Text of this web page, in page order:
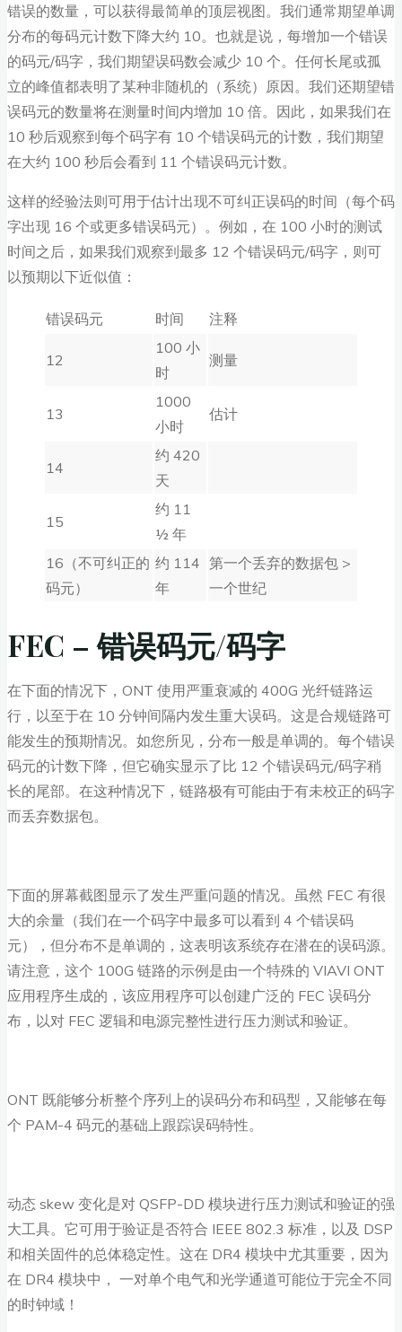
错误的数量，可以获得最简单的顶层视图。我们通常期望单调
分布的每码元计数下降大约 10。也就是说，每增加一个错误
的码元/码字，我们期望误码数会减少 10 个。任何长尾或孤
立的峰值都表明了某种非随机的（系统）原因。我们还期望错
误码元的数量将在测量时间内增加 10 倍。因此，如果我们在
10 秒后观察到每个码字有 10 个错误码元的计数，我们期望
在大约 100 秒后会看到 11 个错误码元计数。
这样的经验法则可用于估计出现不可纠正误码的时间（每个码
字出现 16 个或更多错误码元）。例如，在 100 小时的测试
时间之后，如果我们观察到最多 12 个错误码元/码字，则可
以预期以下近似值：
错误码元 时间 注释
12
100 小
时
测量
13
1000
小时
估计
14
约 420
天
15
约 11
½ 年
16（不可纠正的
码元）
约 114
年
第一个丢弃的数据包 >
一个世纪
FEC – 错误码元/码字
在下面的情况下，ONT 使用严重衰减的 400G 光纤链路运
行，以至于在 10 分钟间隔内发生重大误码。这是合规链路可
能发生的预期情况。如您所见，分布一般是单调的。每个错误
码元的计数下降，但它确实显示了比 12 个错误码元/码字稍
长的尾部。在这种情况下，链路极有可能由于有未校正的码字
而丢弃数据包。
下面的屏幕截图显示了发生严重问题的情况。虽然 FEC 有很
大的余量（我们在一个码字中最多可以看到 4 个错误码
元），但分布不是单调的，这表明该系统存在潜在的误码源。
请注意，这个 100G 链路的示例是由一个特殊的 VIAVI ONT
应用程序生成的，该应用程序可以创建广泛的 FEC 误码分
布，以对 FEC 逻辑和电源完整性进行压力测试和验证。
ONT 既能够分析整个序列上的误码分布和码型，又能够在每
个 PAM-4 码元的基础上跟踪误码特性。
动态 skew 变化是对 QSFP-DD 模块进行压力测试和验证的强
大工具。它可用于验证是否符合 IEEE 802.3 标准，以及 DSP
和相关固件的总体稳定性。这在 DR4 模块中尤其重要，因为
在 DR4 模块中， 一对单个电气和光学通道可能位于完全不同
的时钟域！